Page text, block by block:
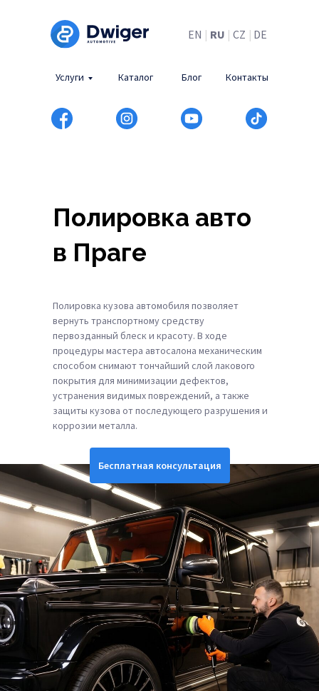
| DE
CZ
|
| RU
EN
Контакты
Каталог Блог
Услуги
Полировка авто
в Праге
Полировка кузова автомобиля позволяет
вернуть транспортному средству
первозданный блеск и красоту. В ходе
процедуры мастера автосалона механическим
способом снимают тончайший слой лакового
покрытия для минимизации дефектов,
устранения видимых повреждений, а также
защиты кузова от последующего разрушения и
коррозии металла.
Бесплатная консультация